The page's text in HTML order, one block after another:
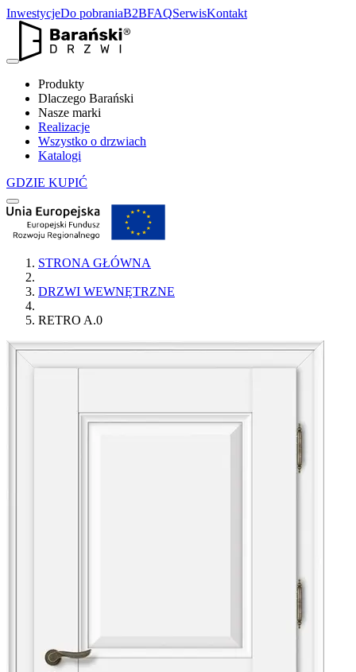
InwestycjeDo pobraniaB2BFAQSerwisKontakt
Produkty
Dlaczego Barański
Nasze marki
Realizacje
Wszystko o drzwiach
Katalogi
GDZIE KUPIĆ
STRONA GŁÓWNA
DRZWI WEWNĘTRZNE
RETRO A.0